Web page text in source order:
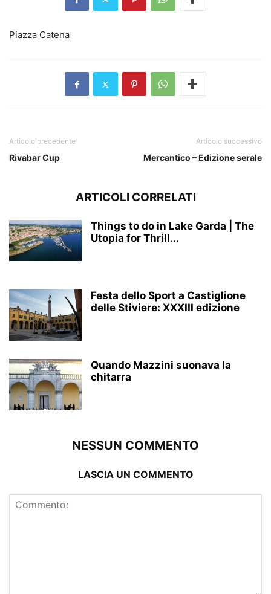
Piazza Catena
Articolo precedente
Rivabar Cup
Articolo successivo
Mercantico – Edizione serale
ARTICOLI CORRELATI
Things to do in Lake Garda | The
Utopia for Thrill...
Festa dello Sport a Castiglione
delle Stiviere: XXXIII edizione
Quando Mazzini suonava la
chitarra
NESSUN COMMENTO
LASCIA UN COMMENTO